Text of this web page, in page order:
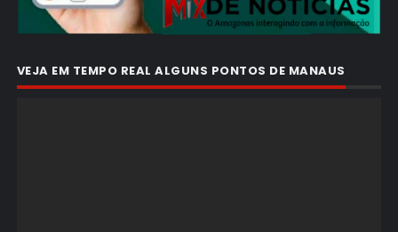
VEJA EM TEMPO REAL ALGUNS PONTOS DE MANAUS